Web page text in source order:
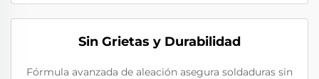
Sin Grietas y Durabilidad
Fórmula avanzada de aleación asegura soldaduras sin